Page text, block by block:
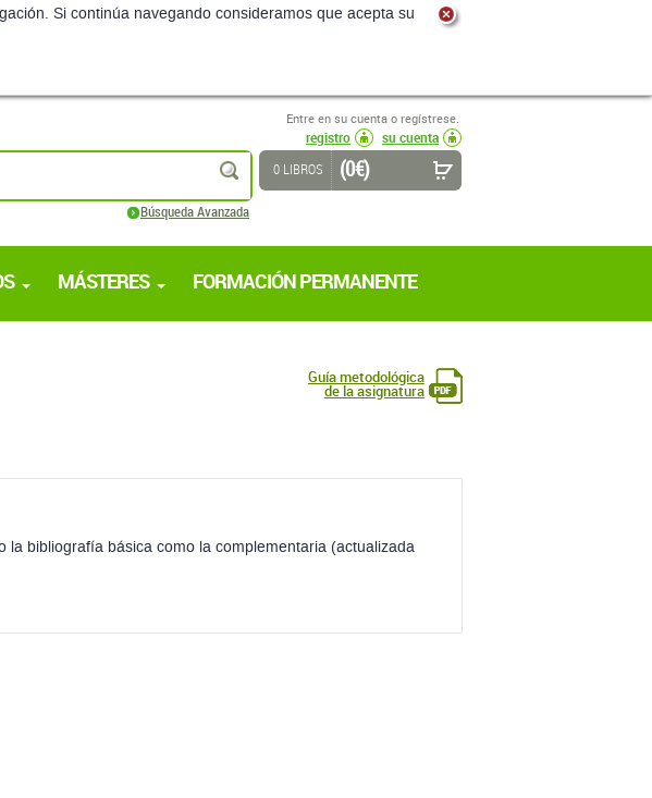
Si continúa navegando consideramos que acepta su
Entre en su cuenta o regístrese.
registro
su cuenta
buscar
Búsqueda Avanzada
0 LIBROS (0 €)
MÁSTERES FORMACIÓN PERMANENTE
Guía metodológica
de la asignatura
la bibliografía básica como la complementaria (actualizada